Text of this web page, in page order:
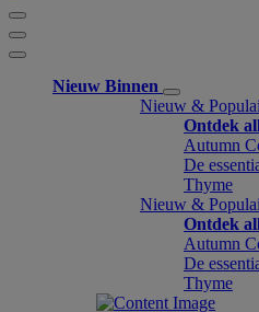
Nieuw Binnen
Nieuw &
Ontdek
Autumn
De
Thyme
Nieuw &
Ontdek
Autumn
De
Thyme